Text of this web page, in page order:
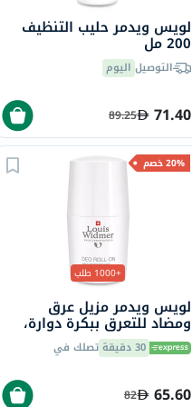
لويس ويدمر حليب التنظيف
200 مل
التوصيل اليوم
71.40
89.25
20% خصم
+1000 طلب
لويس ويدمر مزيل عرق
ومضاد للتعرق ببكرة دوارة،
بدون رائحة، 50 مل
30 دقيقة تصلك في
65.60
82